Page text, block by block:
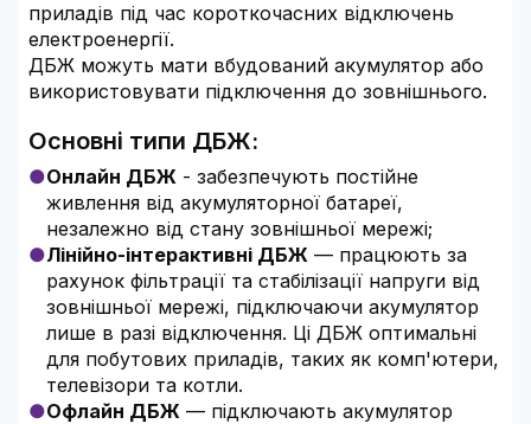
приладів під час короткочасних відключень
електроенергії.
ДБЖ можуть мати вбудований акумулятор або
використовувати підключення до зовнішнього.
Основні типи ДБЖ:
Онлайн ДБЖ - забезпечують постійне
живлення від акумуляторної батареї,
незалежно від стану зовнішньої мережі;
Лінійно-інтерактивні ДБЖ — працюють за
рахунок фільтрації та стабілізації напруги від
зовнішньої мережі, підключаючи акумулятор
лише в разі відключення. Ці ДБЖ оптимальні
для побутових приладів, таких як комп'ютери,
телевізори та котли.
Офлайн ДБЖ — підключають акумулятор